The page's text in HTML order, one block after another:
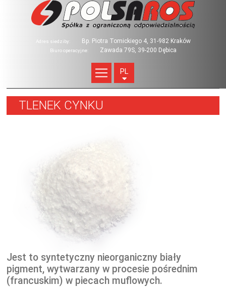
Adres siedziby: Bp. Piotra Tomickiego 4, 31-982 Kraków
Biuro operacyjne: Zawada 79S, 39-200 Dębica
PL
TLENEK CYNKU
Jest to syntetyczny nieorganiczny biały
pigment, wytwarzany w procesie pośrednim
(francuskim) w piecach muflowych.